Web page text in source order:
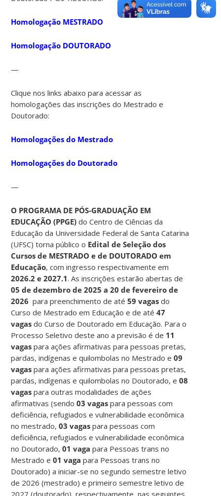
Homologação MESTRADO
Homologação DOUTORADO
—
Clique nos links abaixo para acessar as
homologações das inscrições do Mestrado e
Doutorado:
Homologações do Mestrado
Homologações do Doutorado
—
O PROGRAMA DE PÓS-GRADUAÇÃO EM
EDUCAÇÃO (PPGE) do Centro de Ciências da
Educação da Universidade Federal de Santa Catarina
(UFSC) torna público o Edital de Seleção dos
Cursos de MESTRADO e de DOUTORADO em
Educação, com ingresso respectivamente em
2026.2 e 2027.1. As inscrições estarão abertas de
05 de dezembro de 2025 a 20 de fevereiro de
2026para preenchimento de até 59 vagas do
Curso de Mestrado em Educação e de até 47
vagas do Curso de Doutorado em Educação. Para o
Processo Seletivo deste ano a previsão é de 11
vagas para ações afirmativas para pessoas pretas,
pardas, indígenas e quilombolas no Mestrado e09
vagas para ações afirmativas para pessoas pretas,
pardas, indígenas e quilombolas no Doutorado, e08
vagas para outras modalidades de ações
afirmativas (sendo03 vagas para pessoas com
deficiência, refugiados e vulnerabilidade econômica
no mestrado,03 vagas para pessoas com
deficiência, refugiados e vulnerabilidade econômica
no Doutorado, 01 vaga para Pessoas trans no
Mestrado e01 vaga para Pessoas trans no
Doutorado) a iniciar-se no segundo semestre letivo
de 2026 (mestrado) e primeiro semestre letivo de
2027 (doutorado), respectivamente, nas seguintes